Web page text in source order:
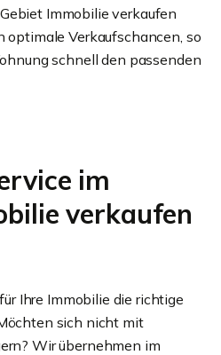
Immobilie verkaufen
Verkaufschancen, so
schnell den passenden
im
verkaufen
Ihre Immobilie die richtige
sich nicht mit
Wir übernehmen im